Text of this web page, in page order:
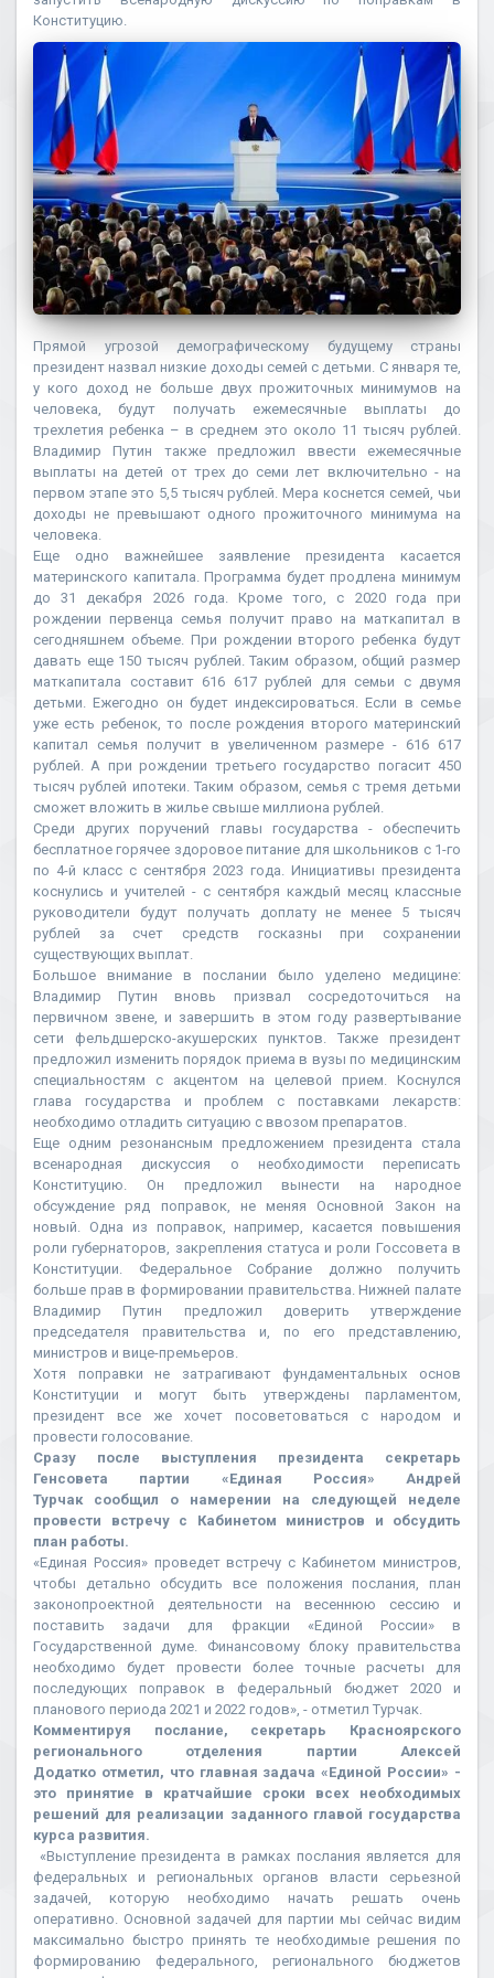
Конституцию.
Прямой угрозой демографическому будущему страны
президент назвал низкие доходы семей с детьми. С января те,
у кого доход не больше двух прожиточных минимумов на
человека, будут получать ежемесячные выплаты до
трехлетия ребенка – в среднем это около 11 тысяч рублей.
Владимир Путин также предложил ввести ежемесячные
выплаты на детей от трех до семи лет включительно - на
первом этапе это 5,5 тысяч рублей. Мера коснется семей, чьи
доходы не превышают одного прожиточного минимума на
человека.
Еще одно важнейшее заявление президента касается
материнского капитала. Программа будет продлена минимум
до 31 декабря 2026 года. Кроме того, с 2020 года при
рождении первенца семья получит право на маткапитал в
сегодняшнем объеме. При рождении второго ребенка будут
давать еще 150 тысяч рублей. Таким образом, общий размер
маткапитала составит 616 617 рублей для семьи с двумя
детьми. Ежегодно он будет индексироваться. Если в семье
уже есть ребенок, то после рождения второго материнский
капитал семья получит в увеличенном размере - 616 617
рублей. А при рождении третьего государство погасит 450
тысяч рублей ипотеки. Таким образом, семья с тремя детьми
сможет вложить в жилье свыше миллиона рублей.
Среди других поручений главы государства - обеспечить
бесплатное горячее здоровое питание для школьников с 1-го
по 4-й класс с сентября 2023 года. Инициативы президента
коснулись и учителей - с сентября каждый месяц классные
руководители будут получать доплату не менее 5 тысяч
рублей за счет средств госказны при сохранении
существующих выплат.
Большое внимание в послании было уделено медицине:
Владимир Путин вновь призвал сосредоточиться на
первичном звене, и завершить в этом году развертывание
сети фельдшерско-акушерских пунктов. Также президент
предложил изменить порядок приема в вузы по медицинским
специальностям с акцентом на целевой прием. Коснулся
глава государства и проблем с поставками лекарств:
необходимо отладить ситуацию с ввозом препаратов.
Еще одним резонансным предложением президента стала
всенародная дискуссия о необходимости переписать
Конституцию. Он предложил вынести на народное
обсуждение ряд поправок, не меняя Основной Закон на
новый. Одна из поправок, например, касается повышения
роли губернаторов, закрепления статуса и роли Госсовета в
Конституции. Федеральное Собрание должно получить
больше прав в формировании правительства. Нижней палате
Владимир Путин предложил доверить утверждение
председателя правительства и, по его представлению,
министров и вице-премьеров.
Хотя поправки не затрагивают фундаментальных основ
Конституции и могут быть утверждены парламентом,
президент все же хочет посоветоваться с народом и
провести голосование.
Сразу после выступления президента секретарь
Генсовета партии «Единая Россия» Андрей
Турчак сообщил о намерении на следующей неделе
провести встречу с Кабинетом министров и обсудить
план работы.
«Единая Россия» проведет встречу с Кабинетом министров,
чтобы детально обсудить все положения послания, план
законопроектной деятельности на весеннюю сессию и
поставить задачи для фракции «Единой России» в
Государственной думе. Финансовому блоку правительства
необходимо будет провести более точные расчеты для
последующих поправок в федеральный бюджет 2020 и
планового периода 2021 и 2022 годов», - отметил Турчак.
Комментируя послание, секретарь Красноярского
регионального отделения партии Алексей
Додатко отметил, что главная задача «Единой России» -
это принятие в кратчайшие сроки всех необходимых
решений для реализации заданного главой государства
курса развития.
«Выступление президента в рамках послания является для
федеральных и региональных органов власти серьезной
задачей, которую необходимо начать решать очень
оперативно. Основной задачей для партии мы сейчас видим
максимально быстро принять те необходимые решения по
формированию федерального, регионального бюджетов